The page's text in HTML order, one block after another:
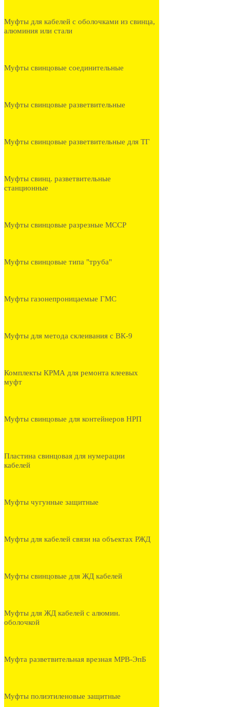
Муфты для кабелей с оболочками из свинца,
алюминия или стали
Муфты свинцовые соединительные
Муфты свинцовые разветвительные
Муфты свинцовые разветвительные для ТГ
Муфты свинц. разветвительные
станционные
Муфты свинцовые разрезные МССР
Муфты свинцовые типа "труба"
Муфты газонепроницаемые ГМС
Муфты для метода склеивания с ВК-9
Комплекты КРМА для ремонта клеевых
муфт
Муфты свинцовые для контейнеров НРП
Пластина свинцовая для нумерации
кабелей
Муфты чугунные защитные
Муфты для кабелей связи на объектах РЖД
Муфты свинцовые для ЖД кабелей
Муфты для ЖД кабелей с алюмин.
оболочкой
Муфта разветвительная врезная МРВ-ЭпБ
Муфты полиэтиленовые защитные